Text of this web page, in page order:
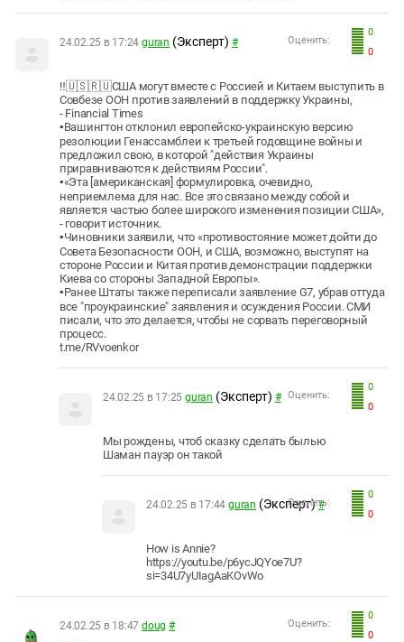
0
0
Оценить:
24.02.25 в 17:24 guran (Эксперт) #
‼️🇺🇸🇷🇺США могут вместе с Россией и Китаем выступить в
Совбезе ООН против заявлений в поддержку Украины,
- Financial Times
▪️Вашингтон отклонил европейско-украинскую версию
резолюции Генассамблеи к третьей годовщине войны и
предложил свою, в которой "действия Украины
приравниваются к действиям России".
▪️«Эта [американская] формулировка, очевидно,
неприемлема для нас. Все это связано между собой и
является частью более широкого изменения позиции США»,
- говорит источник.
▪️Чиновники заявили, что «противостояние может дойти до
Совета Безопасности ООН, и США, возможно, выступят на
стороне России и Китая против демонстрации поддержки
Киева со стороны Западной Европы».
▪️Ранее Штаты также переписали заявление G7, убрав оттуда
все "проукраинские" заявления и осуждения России. СМИ
писали, что это делается, чтобы не сорвать переговорный
процесс.
t.me/RVvoenkor
0
0
Оценить:
24.02.25 в 17:25 guran (Эксперт) #
Мы рождены, чтоб сказку сделать былью
Шаман пауэр он такой
0
0
Оценить:
24.02.25 в 17:44 guran (Эксперт) #
How is Annie?
https://youtu.be/p6ycJQYoe7U?
si=34U7yUIagAaKOvWo
0
0
Оценить:
24.02.25 в 18:47 doug #